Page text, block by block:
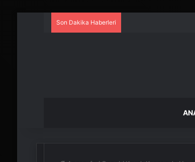
Son Dakika Haberleri